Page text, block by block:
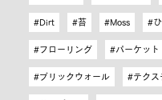
Dirt 苔 Moss
フローリング パーケット
ブリックウォール テクス